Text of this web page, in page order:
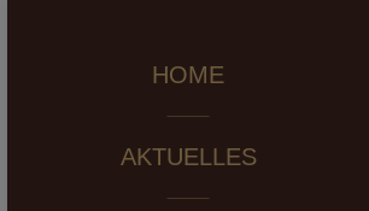
HOME
AKTUELLES